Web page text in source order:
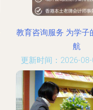
教育咨询服务 为学子
航
更新时间：2026-